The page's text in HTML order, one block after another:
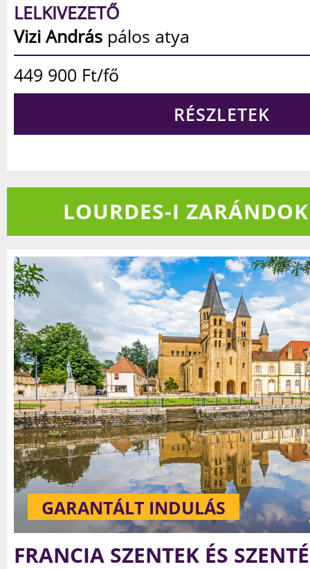
LELKIVEZETŐ
Dr. Lengyel Zsoltatya
439 900 Ft/fő
RÉSZLETEK
LOURDES-I
HOSSZÚ HÉTVÉGE
GARANTÁLT INDULÁS
LOURDES-I ZARÁNDOKLAT